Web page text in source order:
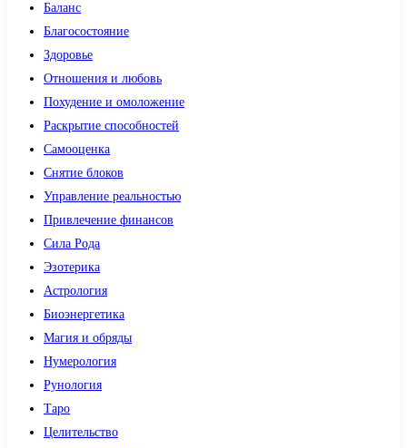
Баланс
Благосостояние
Здоровье
Отношения и любовь
Похудение и омоложение
Раскрытие способностей
Самооценка
Снятие блоков
Управление реальностью
Привлечение финансов
Сила Рода
Эзотерика
Астрология
Биоэнергетика
Магия и обряды
Нумерология
Рунология
Таро
Целительство